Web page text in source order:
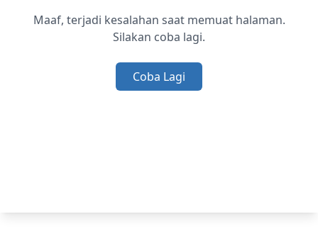
Maaf, terjadi kesalahan saat memuat halaman.
Silakan coba lagi.
Coba Lagi